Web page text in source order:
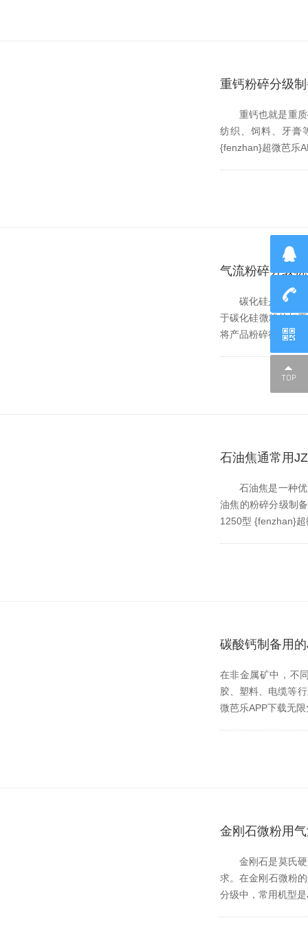
重钙粉碎分级
重钙也就是重质碳酸钙
纺织、饲料
{fenzhan}超微芭乐
气流粉碎分级
碳化硅是一种高硬
于碳化硅微粉的加工
将产品粉碎得很细
石油焦通常用
石油焦是一种优质
油焦的粉碎分级制备
1250型 {fenzhan}
碳酸钙制备用
在非金属矿中，
胶、塑料、电
微芭乐APP下载无限
金刚石微粉用
金刚石是莫氏硬度
求。在金刚石微粉
分级中，常用机